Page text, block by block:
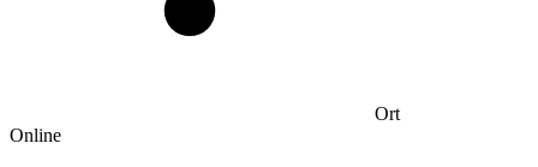
Ort
Online